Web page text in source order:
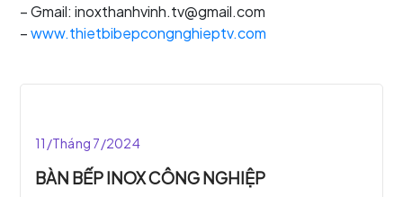
– Gmail: inoxthanhvinh.tv@gmail.com
–www.thietbibepcongnghieptv.com
11/Tháng 7/2024
BÀN BẾP INOX CÔNG NGHIỆP